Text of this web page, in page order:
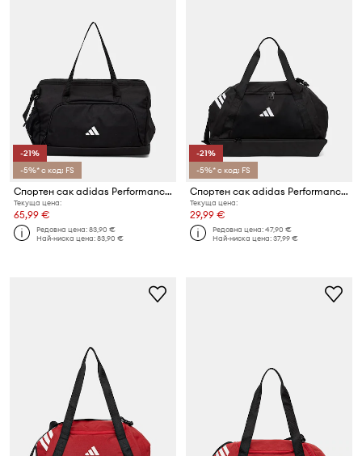
-21%
-5%* с код: FS
Спортен сак adidas Performance Med Run-On
Текуща цена:
65,99 €
Редовна цена:83,90 €
Най-ниска цена:83,90 €
-21%
-5%* с код: FS
Спортен сак adidas Performance Tiro
Текуща цена:
29,99 €
Редовна цена:47,90 €
Най-ниска цена:37,99 €